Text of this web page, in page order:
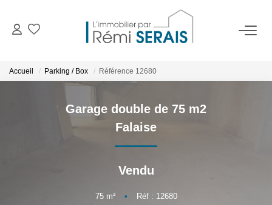
VENDRE
BIENS VENDUS
Accueil Parking / Box Référence 12680
Garage double de 75 m2
Falaise
Vendu
75m² • Réf : 12680